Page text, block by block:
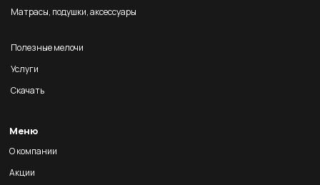
Матрасы, подушки, аксессуары
Полезные мелочи
Услуги
Скачать
Меню
О компании
Акции